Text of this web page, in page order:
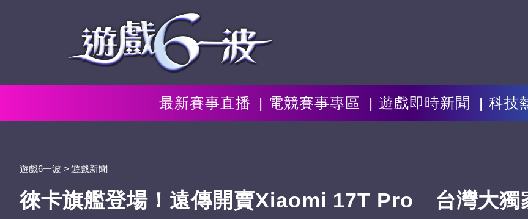
最新賽事直播 電競賽事專區 遊戲即時新聞 科技
遊戲6一波 遊戲新聞
徠卡旗艦登場！遠傳開賣Xiaomi 17T Pro 台灣大獨